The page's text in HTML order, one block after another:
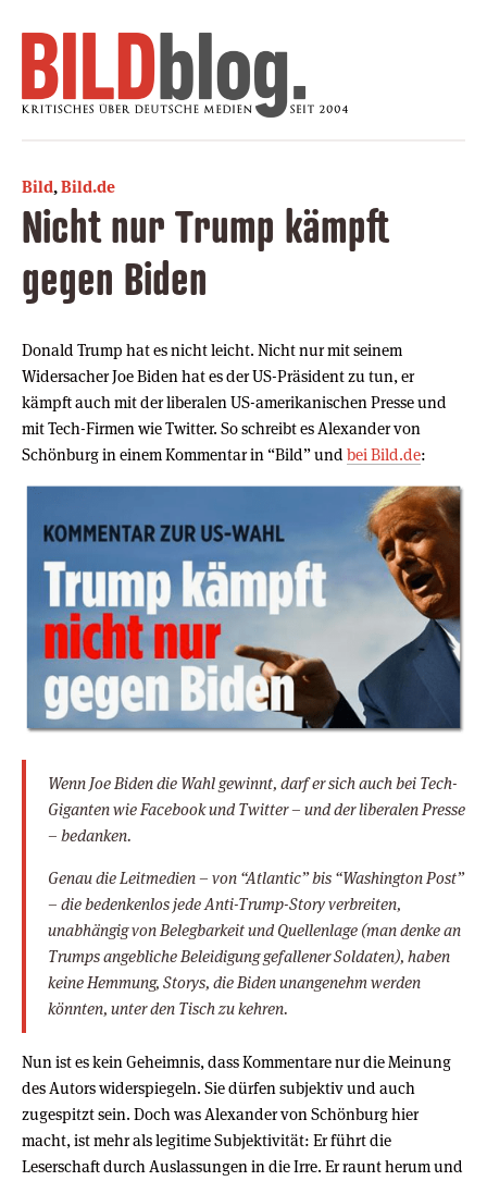
Bild,Bild.de
Nicht nur Trump kämpft
gegen Biden
Donald Trump hat es nicht leicht. Nicht nur mit seinem
Widersacher Joe Biden hat es der US-Präsident zu tun, er
kämpft auch mit der liberalen US-amerikanischen Presse und
mit Tech-Firmen wie Twitter. So schreibt es Alexander von
Schönburg in einem Kommentar in “Bild” und bei Bild.de:
Wenn Joe Biden die Wahl gewinnt, darf er sich auch bei Tech-
Giganten wie Facebook und Twitter – und der liberalen Presse
– bedanken.
Genau die Leitmedien – von “Atlantic” bis “Washington Post”
– die bedenkenlos jede Anti-Trump-Story verbreiten,
unabhängig von Belegbarkeit und Quellenlage (man denke an
Trumps angebliche Beleidigung gefallener Soldaten), haben
keine Hemmung, Storys, die Biden unangenehm werden
könnten, unter den Tisch zu kehren.
Nun ist es kein Geheimnis, dass Kommentare nur die Meinung
des Autors widerspiegeln. Sie dürfen subjektiv und auch
zugespitzt sein. Doch was Alexander von Schönburg hier
macht, ist mehr als legitime Subjektivität: Er führt die
Leserschaft durch Auslassungen in die Irre. Er raunt herum und